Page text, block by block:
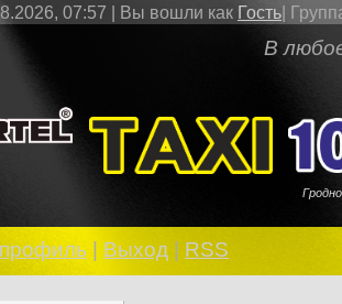
07:57 | Вы вошли как Гость
В любое
Выход RSS